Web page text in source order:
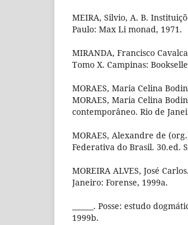
MEIRA, Silvio, A. B.
Paulo: Max Li monad, 1971.
MIRANDA, Francisco
Tomo X. Campinas:
MORAES, Maria Celina
MORAES, Maria Celina
contemporâneo. Rio de
MORAES, Alexandre de
Federativa do Brasil. 30.ed.
MOREIRA ALVES, José
Janeiro: Forense, 1999a.
______. Posse: estudo
1999b.